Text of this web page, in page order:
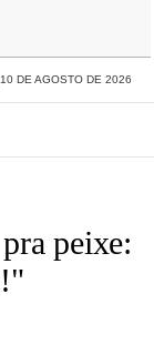
DE AGOSTO DE 2026
peixe: